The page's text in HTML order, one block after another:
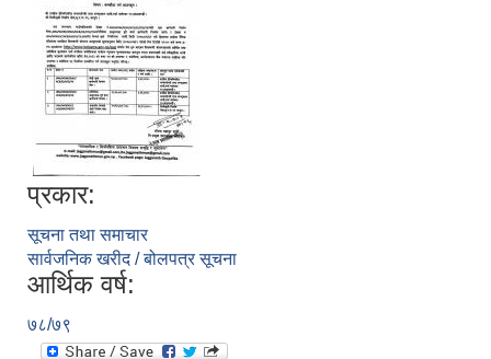
प्रकार:
सूचना तथा समाचार
सार्वजनिक खरीद / बोलपत्र सूचना
आर्थिक वर्ष:
७८/७९